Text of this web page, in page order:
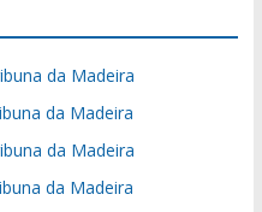
da Madeira
da Madeira
da Madeira
da Madeira